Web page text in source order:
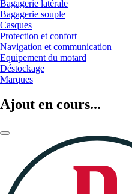
Bagagerie latérale
Bagagerie souple
Casques
Protection et confort
Navigation et communication
Equipement du motard
Déstockage
Marques
Ajout en cours...